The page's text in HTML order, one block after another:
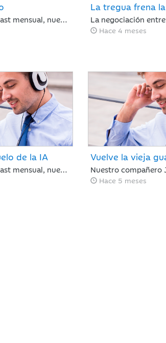
En nuestro podcast mensual, nuestro Director de Análisis, Óscar del Diego resume lo ocurrido en el mercado financiero durante un mes, en el que el conflicto de Irán ha cambiado el rumbo de lo que hasta febrero era un buen año para los mercados financieros.
La tregua frena
Hace 4 meses
de la IA
En nuestro podcast mensual, nuestro Director de Análisis, Óscar del Diego resume lo ocurrido en el mercado financiero durante un mes, en el que la IA ha centrado el debate, con ganadores, pero también con perdedores. La rotación fuera de EE. UU. continúa y si te has despistado, te la has perdido.
Vuelve la vieja
Hace 5 meses